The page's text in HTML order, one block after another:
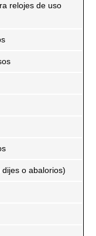
relojes de uso
o abalorios)